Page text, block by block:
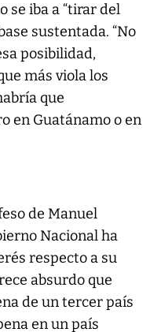
se iba a “tirar del
sustentada. “No
posibilidad,
más viola los
que
en Guatánamo o en
de Manuel
Nacional ha
respecto a su
absurdo que
de un tercer país
en un país